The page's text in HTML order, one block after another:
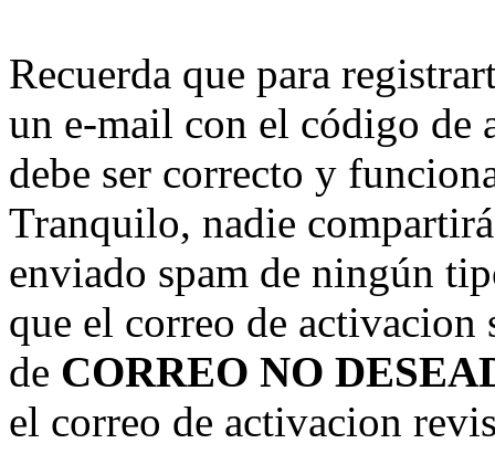
Recuerda que para
un e-mail con el código de
debe ser correcto y
Tranquilo, nadie
enviado spam de ningún
que el correo de activacion
de CORREO NO
el correo de activacion